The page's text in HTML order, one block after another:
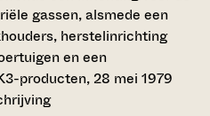
gassen, alsmede een
herstelinrichting
en een
producten, 28 mei 1979